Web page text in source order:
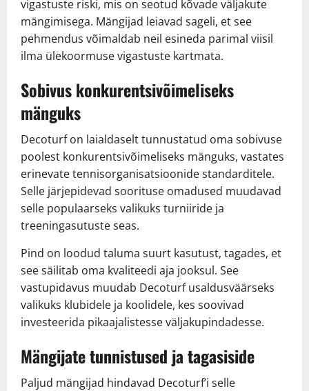
vigastuste riski, mis on seotud kõvade väljakute
mängimisega. Mängijad leiavad sageli, et see
pehmendus võimaldab neil esineda parimal viisil
ilma ülekoormuse vigastuste kartmata.
Sobivus konkurentsivõimeliseks
mänguks
Decoturf on laialdaselt tunnustatud oma sobivuse
poolest konkurentsivõimeliseks mänguks, vastates
erinevate tennisorganisatsioonide standarditele.
Selle järjepidevad soorituse omadused muudavad
selle populaarseks valikuks turniiride ja
treeningasutuste seas.
Pind on loodud taluma suurt kasutust, tagades, et
see säilitab oma kvaliteedi aja jooksul. See
vastupidavus muudab Decoturf usaldusväärseks
valikuks klubidele ja koolidele, kes soovivad
investeerida pikaajalistesse väljakupindadesse.
Mängijate tunnistused ja tagasiside
Paljud mängijad hindavad Decoturf’i selle